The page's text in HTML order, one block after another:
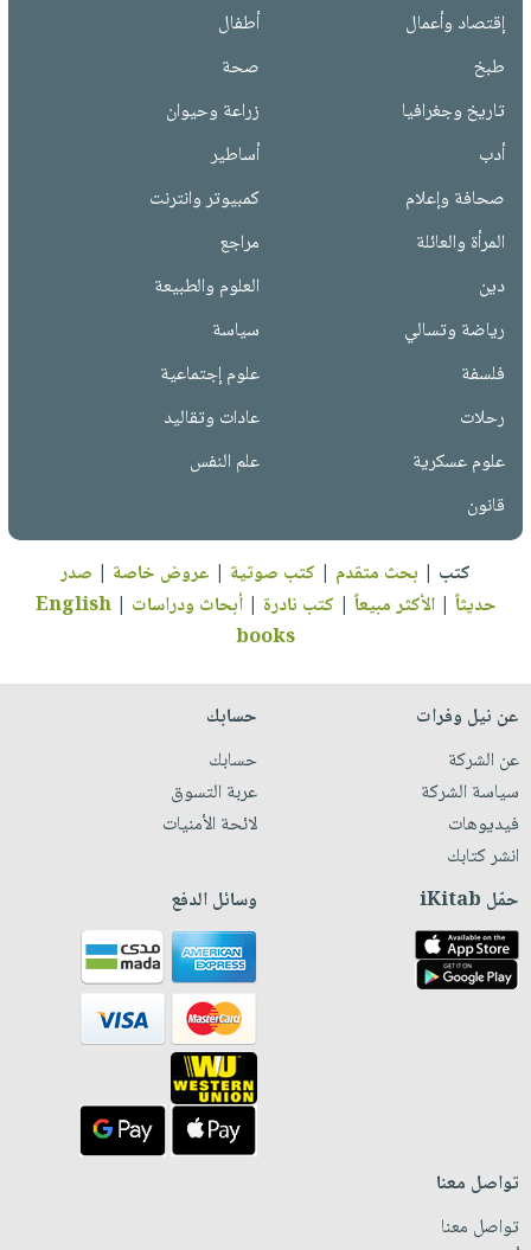
إقتصاد وأعمال
أطفال
طبخ
صحة
تاريخ وجغرافيا
زراعة وحيوان
أدب
أساطير
صحافة وإعلام
كمبيوتر وانترنت
المرأة والعائلة
مراجع
دين
العلوم والطبيعة
رياضة وتسالي
سياسة
فلسفة
علوم إجتماعية
رحلات
عادات وتقاليد
علوم عسكرية
علم النفس
قانون
كتب | بحث متقدم | كتب صوتية | عروض خاصة | صدر
حديثاً |الأكثر مبيعاً | كتب نادرة |أبحاث ودراسات |
English
books
عن نيل وفرات
عن الشركة
سياسة الشركة
فيديوهات
انشر كتابك
حسابك
حسابك
عربة التسوق
لائحة الأمنيات
حمّل iKitab وسائل الدفع
تواصل معنا
تواصل معنا